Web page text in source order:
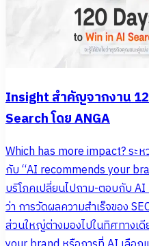
Insight สำคัญจากงาน
Search โดย ANGA
Which has more impact? ระ
กับ “AI recommends your
บริโภคเปลี่ยนไปถาม-ตอบกับ
ว่า การวัดผลความสำเร็จของ
ส่วนใหญ่ต่างมองไปในทิศทางเ